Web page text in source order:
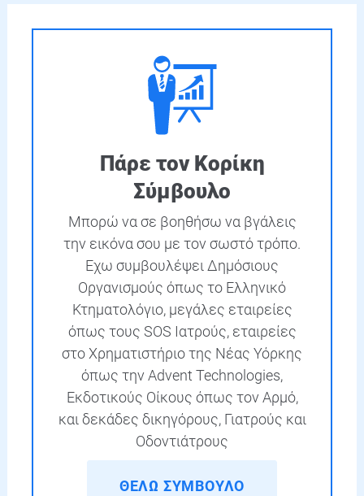
Πάρε τον Κορίκη
Σύμβουλο
Μπορώ να σε βοηθήσω να βγάλεις
την εικόνα σου με τον σωστό τρόπο.
Εχω συμβουλέψει Δημόσιους
Οργανισμούς όπως το Ελληνικό
Κτηματολόγιο, μεγάλες εταιρείες
όπως τους SOS Ιατρούς, εταιρείες
στο Χρηματιστήριο της Νέας Υόρκης
όπως την Advent Technologies,
Εκδοτικούς Οίκους όπως τον Αρμό,
και δεκάδες δικηγόρους, Γιατρούς και
Οδοντιάτρους
ΘΕΛΩ ΣΥΜΒΟΥΛΟ